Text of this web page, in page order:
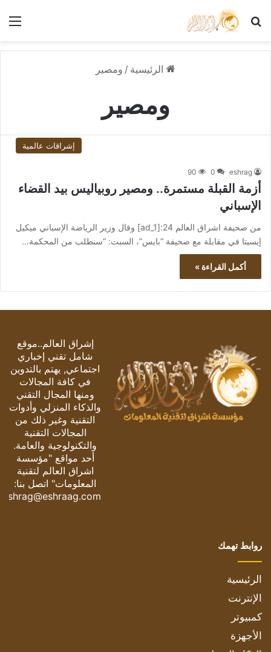
بحث عن
الرئيسية / ومصير
ومصير
إشراقات عالمية
eshrag
0
90
أزمة القبلة مستمرة.. ومصير روبياليس بيد القضاء
الإسباني
من صحيفة اشراق العالم 24:[ad_1] وقال وزير الرياضة الإسباني ميكيل
إيسيتا في مقابلة مع صحيفة “بايس”، السبت: “سنطلب من المحكمة…
أكمل القراءة »
إشراق العالم..موقع
شامل تقني إخباري
اجتماعي, يهتم بالتدوين
في كافة المجالات
ومنها المجال التقني
والذكاء المنزلي وأدوات
التقنية وغير ذلك من
المجالات التقنية
والتكنولوجية والعامة.
أحد مواقع "مؤسسة
اشراق العالم لتقنية
المعلومات" اتصل بنا:
eshrag@eshraag.com
روابط تهمك
الرئيسية
الإنترنت
كمبيوتر
الأجهزة